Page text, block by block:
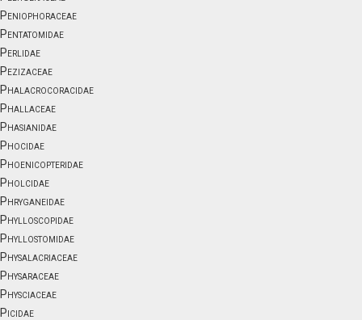
Peniophoraceae
Pentatomidae
Perlidae
Pezizaceae
Phalacrocoracidae
Phallaceae
Phasianidae
Phocidae
Phoenicopteridae
Pholcidae
Phryganeidae
Phylloscopidae
Phyllostomidae
Physalacriaceae
Physaraceae
Physciaceae
Picidae